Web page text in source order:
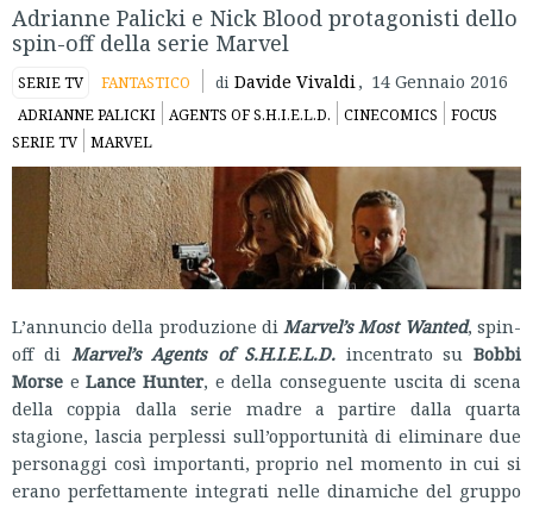
Adrianne Palicki e Nick Blood protagonisti dello
spin-off della serie Marvel
SERIE TV FANTASTICO di Davide Vivaldi, 14 Gennaio 2016
ADRIANNE PALICKI AGENTS OF S.H.I.E.L.D. CINECOMICS
FOCUS
SERIE TV
MARVEL
L’annuncio della produzione diMarvel’s Most Wanted, spin-
off di Marvel’s Agents of S.H.I.E.L.D.incentrato su Bobbi
Morse eLance Hunter, e della conseguente uscita di scena
della coppia dalla serie madre a partire dalla quarta
stagione, lascia perplessi sull’opportunità di eliminare due
personaggi così importanti, proprio nel momento in cui si
erano perfettamente integrati nelle dinamiche del gruppo